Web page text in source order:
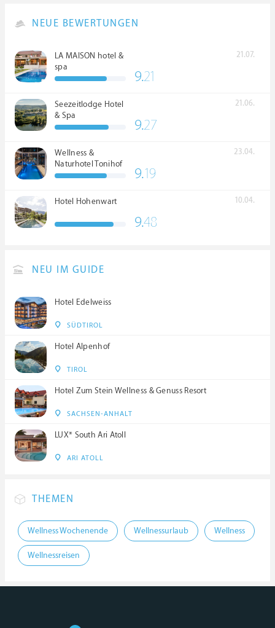
NEUE BEWERTUNGEN
LA MAISON hotel &
spa
21.07.
9.21
Seezeitlodge Hotel
& Spa
21.06.
9.27
Wellness &
Naturhotel Tonihof
****S
23.04.
9.19
Hotel Hohenwart 10.04.
9.48
NEU IM GUIDE
Hotel Edelweiss
SÜDTIROL
Hotel Alpenhof
TIROL
Hotel Zum Stein Wellness & Genuss Resort
SACHSEN-ANHALT
LUX* South Ari Atoll
ARI ATOLL
THEMEN
Wellness Wochenende Wellnessurlaub Wellness
Wellnessreisen